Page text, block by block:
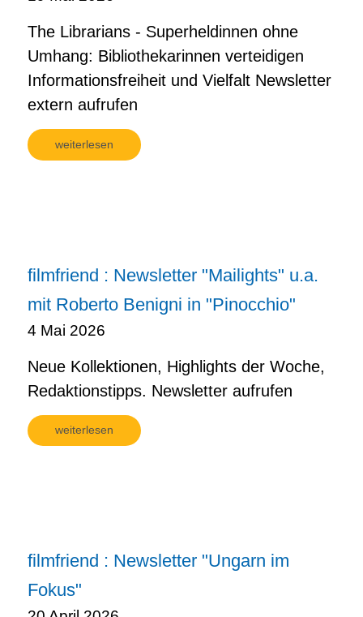
The Librarians - Superheldinnen ohne
Umhang: Bibliothekarinnen verteidigen
Informationsfreiheit und Vielfalt Newsletter
extern aufrufen
weiterlesen
filmfriend : Newsletter "Mailights" u.a.
mit Roberto Benigni in "Pinocchio"
4 Mai 2026
Neue Kollektionen, Highlights der Woche,
Redaktionstipps. Newsletter aufrufen
weiterlesen
filmfriend : Newsletter "Ungarn im
Fokus"